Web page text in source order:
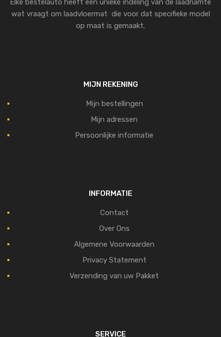
Elke bestelauto heeft een unieke indeling van de laadruimte
wat vraagt om laadvloermat die voor dat specifieke model
op maat is gemaakt.
MIJN REKENING
Mijn bestellingen
Mijn adressen
Persoonlijke informatie
INFORMATIE
Contact
Over Ons
Algemene Voorwaarden
Privacy Statement
Verzending van uw Pakket
SERVICE